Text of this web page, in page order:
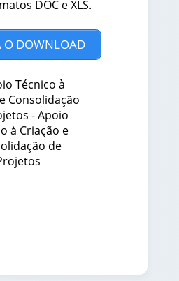
DOC e XLS.
O DOWNLOAD